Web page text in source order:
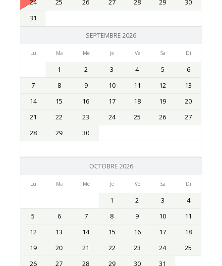
24
25 26 27 28 29
30
31
SEPTEMBRE 2026
Lu Ma Me Je Ve Sa Di
1 2 3 4 5
6
7
8 9 10 11 12
13
14
15 16 17 18 19
20
21
22 23 24 25 26
27
28
29 30
OCTOBRE 2026
Lu Ma Me Je Ve Sa Di
1 2 3
4
5
6 7 8 9 10
11
12
13 14 15 16 17
18
19
20 21 22 23 24
25
26
27 28 29 30 31